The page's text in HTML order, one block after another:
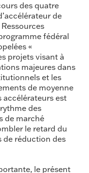
des quatre
de
fédéral
«
projets visant à
majeures dans
et les
de moyenne
accélérateurs est
des
de marché
le retard du
de réduction des
le présent